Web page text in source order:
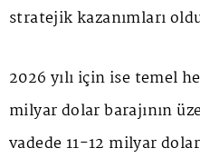
stratejik kazanımları
2026 yılı için ise temel
milyar dolar barajının
vadede 11-12 milyar